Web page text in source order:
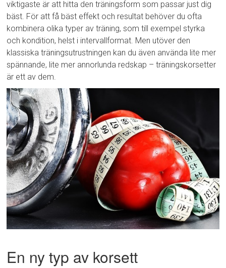
viktigaste är att hitta den träningsform som passar just dig
bäst. För att få bäst effekt och resultat behöver du ofta
kombinera olika typer av träning, som till exempel styrka
och kondition, helst i intervallformat. Men utöver den
klassiska träningsutrustningen kan du även använda lite mer
spännande, lite mer annorlunda redskap – träningskorsetter
är ett av dem.
En ny typ av korsett